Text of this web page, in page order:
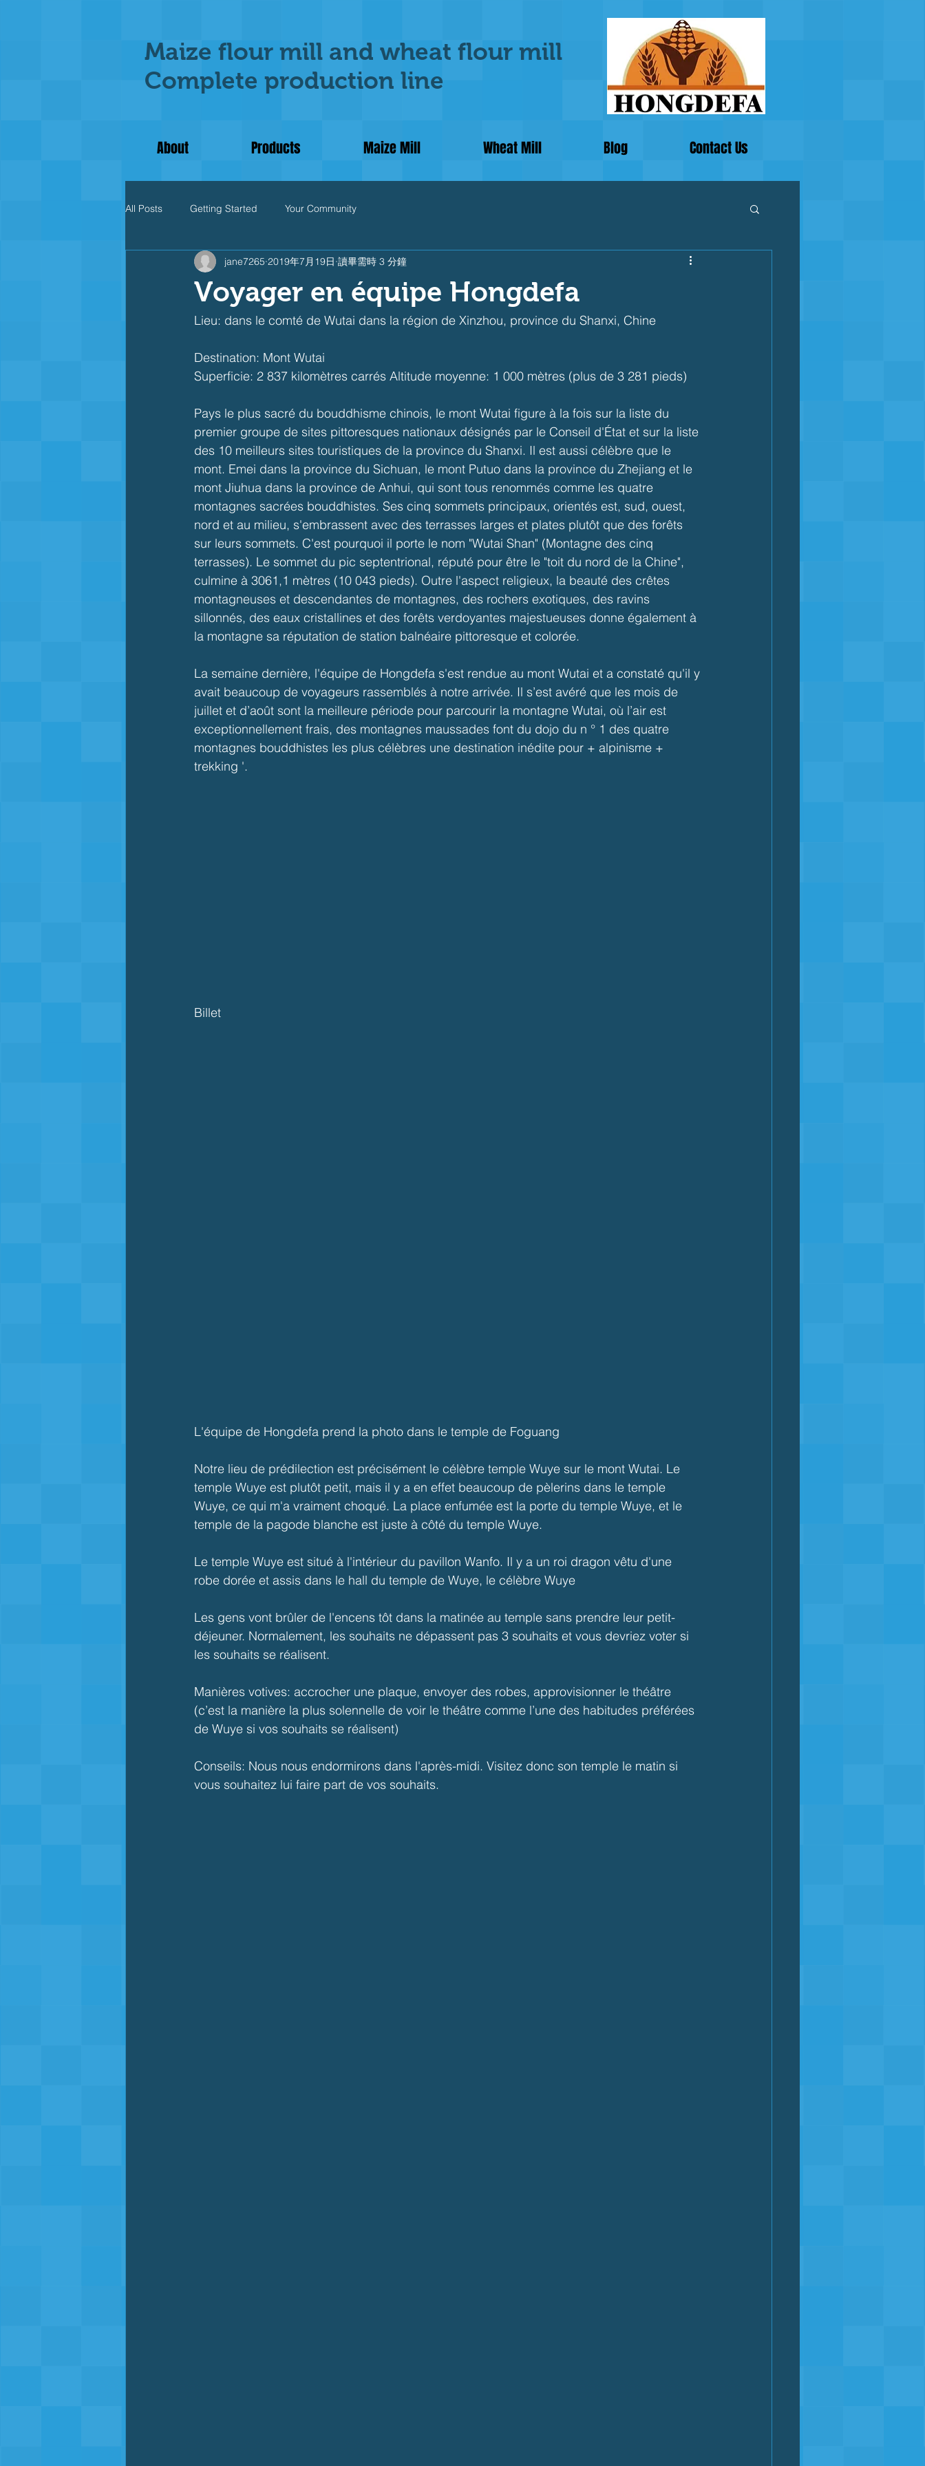
Maize flour mill and wheat flour mill
Complete production line
About Products Maize Mill Wheat Mill Blog Contact Us
All Posts Getting Started Your Community
Voyager en équipe Hongdefa
jane7265 2019年7月19日 讀畢需時 3 分鐘
Lieu: dans le comté de Wutai dans la région de Xinzhou, province du Shanxi, Chine
Destination: Mont Wutai
Superficie: 2 837 kilomètres carrés Altitude moyenne: 1 000 mètres (plus de 3 281 pieds)
Pays le plus sacré du bouddhisme chinois, le mont Wutai figure à la fois sur la liste du
premier groupe de sites pittoresques nationaux désignés par le Conseil d'État et sur la liste
des 10 meilleurs sites touristiques de la province du Shanxi. Il est aussi célèbre que le
mont. Emei dans la province du Sichuan, le mont Putuo dans la province du Zhejiang et le
mont Jiuhua dans la province de Anhui, qui sont tous renommés comme les quatre
montagnes sacrées bouddhistes. Ses cinq sommets principaux, orientés est, sud, ouest,
nord et au milieu, s'embrassent avec des terrasses larges et plates plutôt que des forêts
sur leurs sommets. C'est pourquoi il porte le nom "Wutai Shan" (Montagne des cinq
terrasses). Le sommet du pic septentrional, réputé pour être le "toit du nord de la Chine",
culmine à 3061,1 mètres (10 043 pieds). Outre l'aspect religieux, la beauté des crêtes
montagneuses et descendantes de montagnes, des rochers exotiques, des ravins
sillonnés, des eaux cristallines et des forêts verdoyantes majestueuses donne également à
la montagne sa réputation de station balnéaire pittoresque et colorée.
La semaine dernière, l'équipe de Hongdefa s'est rendue au mont Wutai et a constaté qu'il y
avait beaucoup de voyageurs rassemblés à notre arrivée. Il s’est avéré que les mois de
juillet et d’août sont la meilleure période pour parcourir la montagne Wutai, où l’air est
exceptionnellement frais, des montagnes maussades font du dojo du n ° 1 des quatre
montagnes bouddhistes les plus célèbres une destination inédite pour + alpinisme +
trekking '.
Billet
L'équipe de Hongdefa prend la photo dans le temple de Foguang
Notre lieu de prédilection est précisément le célèbre temple Wuye sur le mont Wutai. Le
temple Wuye est plutôt petit, mais il y a en effet beaucoup de pèlerins dans le temple
Wuye, ce qui m'a vraiment choqué. La place enfumée est la porte du temple Wuye, et le
temple de la pagode blanche est juste à côté du temple Wuye.
Le temple Wuye est situé à l'intérieur du pavillon Wanfo. Il y a un roi dragon vêtu d'une
robe dorée et assis dans le hall du temple de Wuye, le célèbre Wuye
Les gens vont brûler de l'encens tôt dans la matinée au temple sans prendre leur petit-
déjeuner. Normalement, les souhaits ne dépassent pas 3 souhaits et vous devriez voter si
les souhaits se réalisent.
Manières votives: accrocher une plaque, envoyer des robes, approvisionner le théâtre
(c’est la manière la plus solennelle de voir le théâtre comme l’une des habitudes préférées
de Wuye si vos souhaits se réalisent)
Conseils: Nous nous endormirons dans l'après-midi. Visitez donc son temple le matin si
vous souhaitez lui faire part de vos souhaits.